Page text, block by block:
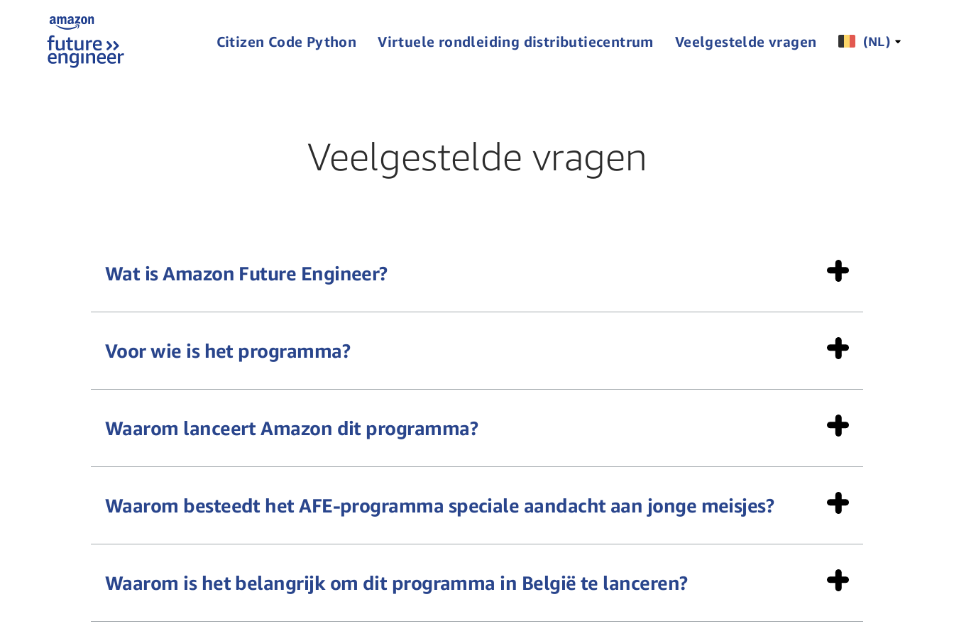
Citizen Code Python Virtuele rondleiding distributiecentrum Veelgestelde vragen (NL)
Veelgestelde vragen
Wat is Amazon Future Engineer?
Voor wie is het programma?
Waarom lanceert Amazon dit programma?
Waarom besteedt het AFE-programma speciale aandacht aan jonge meisjes?
Waarom is het belangrijk om dit programma in België te lanceren?